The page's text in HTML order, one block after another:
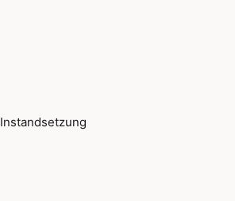
Instandsetzung